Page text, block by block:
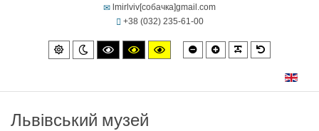
lmirlviv[собачка]gmail.com
+38 (032) 235-61-00
Default
mode
Night
mode
High
contrast
High
contrast
High
contrast
Smaller
font
Larger
font
Львівський музей